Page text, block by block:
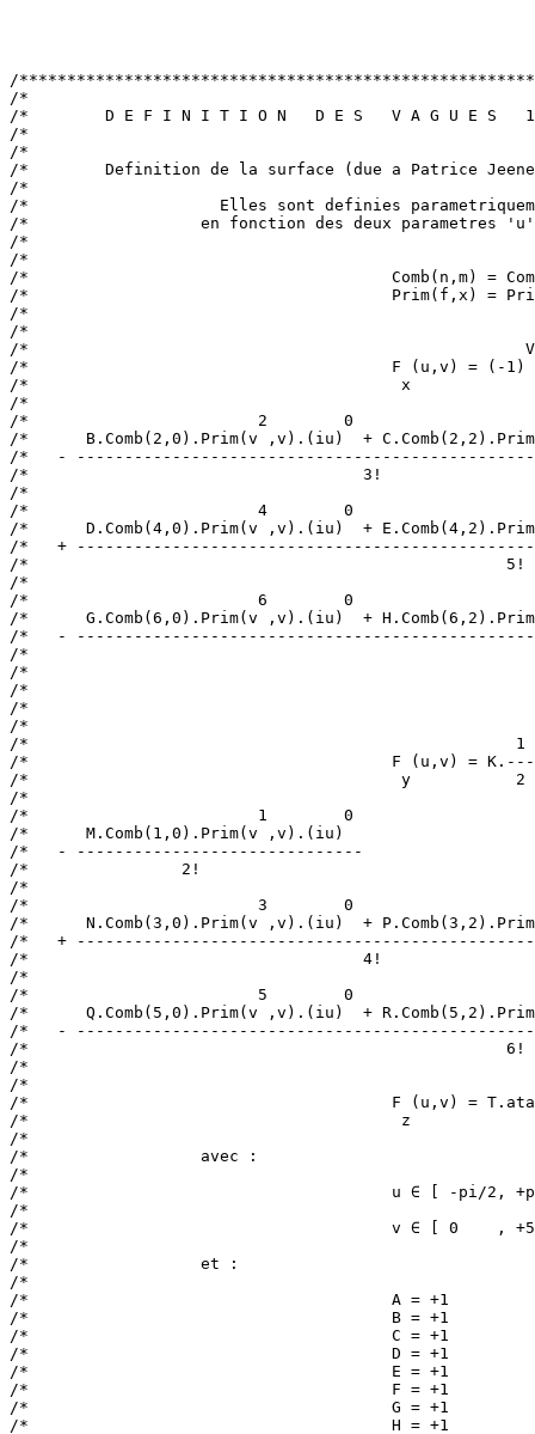
/
/*
/*        D E F I N I T I O N   D E S   V A G
/*
/*
/*        Definition de la surface (due a Patrice